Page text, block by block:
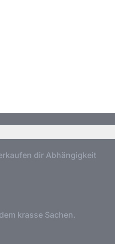
dir Abhängigkeit
krasse Sachen.